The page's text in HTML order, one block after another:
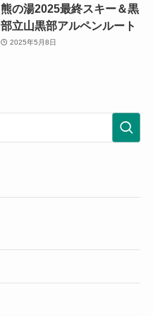
熊の湯2025最終スキー＆黒
部立山黒部アルペンルート
2025年5月8日